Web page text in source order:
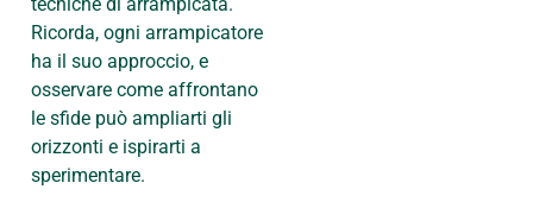
Ricorda, ogni arrampicatore
ha il suo approccio, e
osservare come affrontano
le sfide può ampliarti gli
orizzonti e ispirarti a
sperimentare.